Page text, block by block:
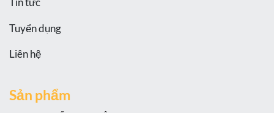
Tuyển dụng
Liên hệ
Sản phẩm